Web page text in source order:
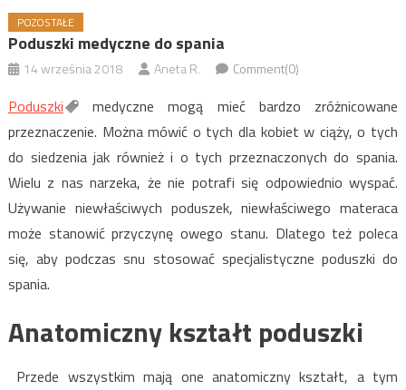
POZOSTAŁE
Poduszki medyczne do spania
14 września 2018 Aneta R. Comment(0)
Poduszki
medyczne mogą mieć bardzo zróżnicowane
przeznaczenie. Można mówić o tych dla kobiet w ciąży, o tych
do siedzenia jak również i o tych przeznaczonych do spania.
Wielu z nas narzeka, że nie potrafi się odpowiednio wyspać.
Używanie niewłaściwych poduszek, niewłaściwego materaca
może stanowić przyczynę owego stanu. Dlatego też poleca
się, aby podczas snu stosować specjalistyczne poduszki do
spania.
Anatomiczny kształt poduszki
Przede wszystkim mają one anatomiczny kształt, a tym